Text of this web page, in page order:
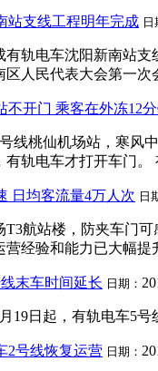
站支线工程明年完成 日
有轨电车沈阳新南站
区人民代表大会第一
不开门 乘客在外冻12
线桃仙机场站，寒风
有轨电车才打开车门
日均客流量4万人次 日
T3航站楼，防夹车门
经验和能力已大幅
末车时间延长 日期：
19日起，有轨电车5
2号线恢复运营 日期：